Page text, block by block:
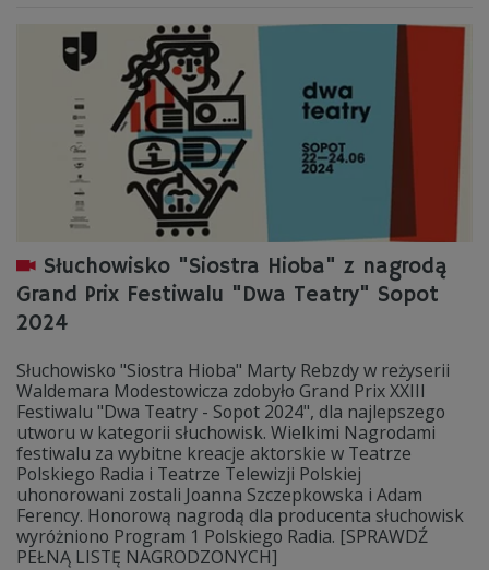
Słuchowisko "Siostra Hioba" z nagrodą
Grand Prix Festiwalu "Dwa Teatry" Sopot
2024
Słuchowisko "Siostra Hioba" Marty Rebzdy w reżyserii
Waldemara Modestowicza zdobyło Grand Prix XXIII
Festiwalu "Dwa Teatry - Sopot 2024", dla najlepszego
utworu w kategorii słuchowisk. Wielkimi Nagrodami
festiwalu za wybitne kreacje aktorskie w Teatrze
Polskiego Radia i Teatrze Telewizji Polskiej
uhonorowani zostali Joanna Szczepkowska i Adam
Ferency. Honorową nagrodą dla producenta słuchowisk
wyróżniono Program 1 Polskiego Radia. [SPRAWDŹ
PEŁNĄ LISTĘ NAGRODZONYCH]